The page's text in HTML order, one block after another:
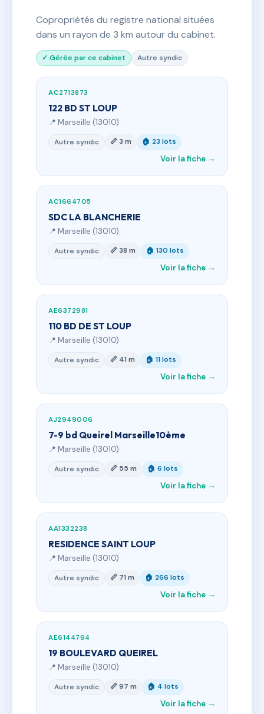
Copropriétés du registre national situées
dans un rayon de 3 km autour du cabinet.
✓ Gérée par ce cabinet Autre syndic
AC2713873
122 BD ST LOUP
📍 Marseille (13010)
Autre syndic 📏 3 m 🏠 23 lots
Voir la fiche →
AC1664705
SDC LA BLANCHERIE
📍 Marseille (13010)
Autre syndic 📏 38 m 🏠 130 lots
Voir la fiche →
AE6372981
110 BD DE ST LOUP
📍 Marseille (13010)
Autre syndic 📏 41 m 🏠 11 lots
Voir la fiche →
AJ2949006
7-9 bd Queirel Marseille10ème
📍 Marseille (13010)
Autre syndic 📏 55 m 🏠 6 lots
Voir la fiche →
AA1332238
RESIDENCE SAINT LOUP
📍 Marseille (13010)
Autre syndic 📏 71 m 🏠 266 lots
Voir la fiche →
AE6144794
19 BOULEVARD QUEIREL
📍 Marseille (13010)
Autre syndic 📏 97 m 🏠 4 lots
Voir la fiche →